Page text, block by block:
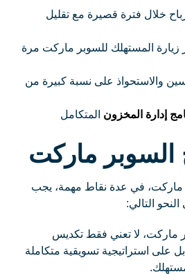
خلال فترة قصيرة مع تقليل
زيارة المستهلك للسوبر ماركت مرة
والاستحواذ على نسبة كبيرة من
إدارة المخزون المتكامل
السوبر ماركت
ماركت، في عدة نقاط مهمة، يجب
التالي:
ماركت، لا تعني فقط تكديس
على استراتيجية تسويقية متكاملة